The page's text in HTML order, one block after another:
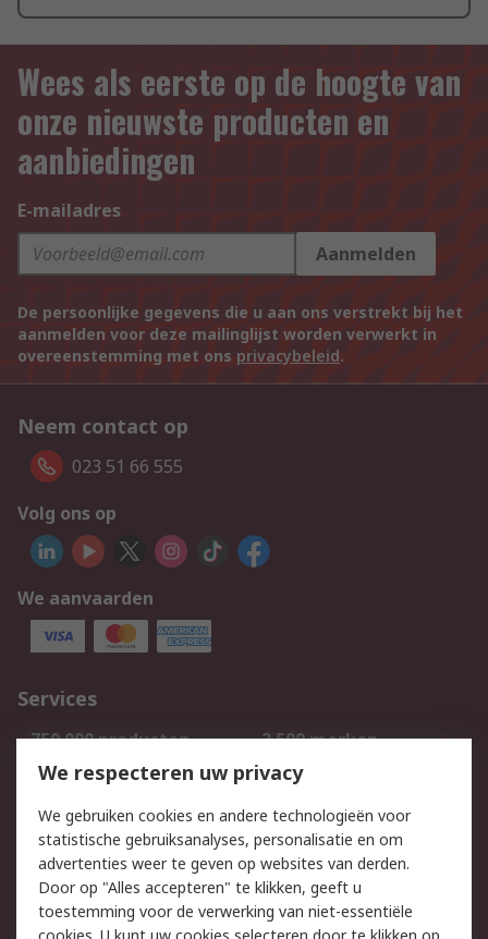
Wees als eerste op de hoogte van
onze nieuwste producten en
aanbiedingen
E-mailadres
Aanmelden
De persoonlijke gegevens die u aan ons verstrekt bij het
aanmelden voor deze mailinglijst worden verwerkt in
overeenstemming met ons privacybeleid.
Neem contact op
023 51 66 555
Volg ons op
We aanvaarden
Services
750.000 producten
2.500 merken
Bestellen
Inkoopoplossingen
Track & Trace
Wettelijk
Cookiebeleid Email veiligheid
We respecteren uw privacy
We gebruiken cookies en andere technologieën voor
statistische gebruiksanalyses, personalisatie en om
advertenties weer te geven op websites van derden.
Door op "Alles accepteren" te klikken, geeft u
toestemming voor de verwerking van niet-essentiële